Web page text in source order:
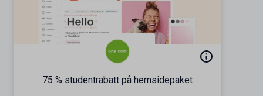
75 % studentrabatt på hemsidepaket